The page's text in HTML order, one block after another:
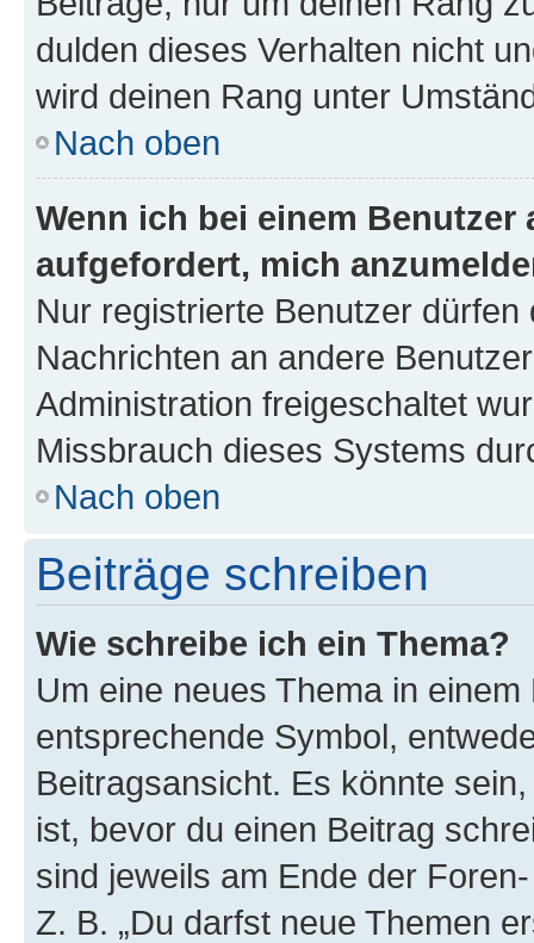
dulden dieses Verhalten nicht
wird deinen Rang unter
Nach oben
Wenn ich bei einem
aufgefordert, mich
Nur registrierte Benutzer
Nachrichten an andere
Administration freigeschaltet
Missbrauch dieses Systems
Nach oben
Beiträge schreiben
Wie schreibe ich ein Thema?
Um eine neues Thema in
entsprechende Symbol,
Beitragsansicht. Es könnte
ist, bevor du einen Beitrag
sind jeweils am Ende der
Z. B. „Du darfst neue Themen